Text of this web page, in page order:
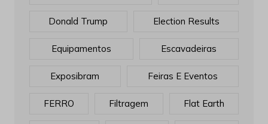
Donald Trump Election Results
Equipamentos Escavadeiras
Exposibram Feiras E Eventos
FERRO Filtragem Flat Earth